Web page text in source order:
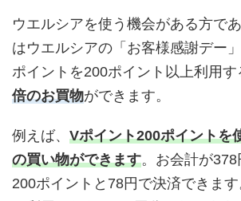
ウエルシアを使う機会がある方であ
はウエルシアの「お客様感謝デー
ポイントを200ポイント以上利用す
倍のお買物ができます。
例えば、 Vポイント200ポイントを
の買い物ができます。お会計が378
200ポイントと78円で決済できま